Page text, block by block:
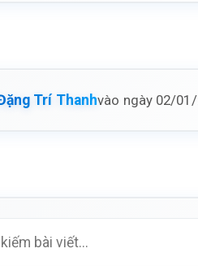
Trí Thanhvào ngày 02/